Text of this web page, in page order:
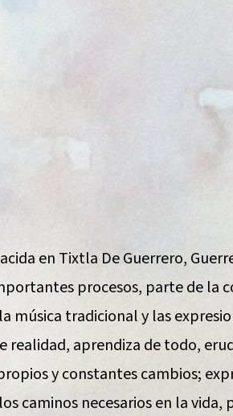
en Tixtla De Guerrero,
procesos, parte de la
música tradicional y las
realidad, aprendiza de todo,
y constantes cambios;
caminos necesarios en la vida,